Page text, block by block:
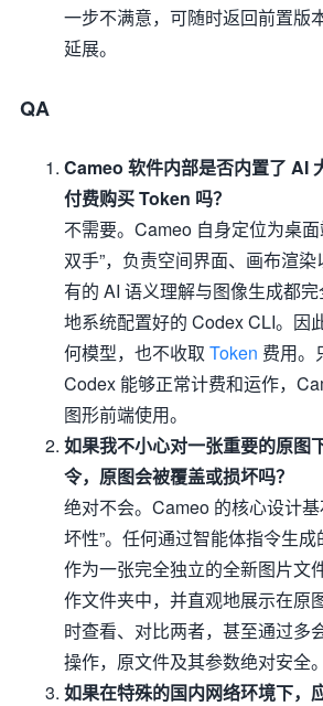
一步不满意，可随时返回前置版
延展。
QA
Cameo 软件内部是否内置了 AI
付费购买 Token 吗？
不需要。Cameo 自身定位为桌面
双手”，负责空间界面、画布渲
有的 AI 语义理解与图像生成都
地系统配置好的 Codex CLI。因
何模型，也不收取 Token 费用。
Codex 能够正常计费和运作，
图形前端使用。
如果我不小心对一张重要的原图
令，原图会被覆盖或损坏吗？
绝对不会。Cameo 的核心设计
坏性”。任何通过智能体指令生
作为一张完全独立的全新图片文
作文件夹中，并直观地展示在原
时查看、对比两者，甚至通过多
操作，原文件及其参数绝对安全。
如果在特殊的国内网络环境下，